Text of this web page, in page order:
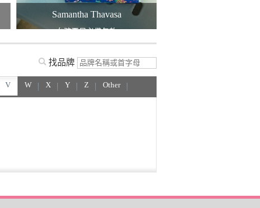
Samantha Thavasa
女孩夏日必備包款
找品牌
V W X Y Z Other